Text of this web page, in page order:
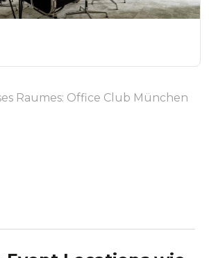
Raumes: Office Club München